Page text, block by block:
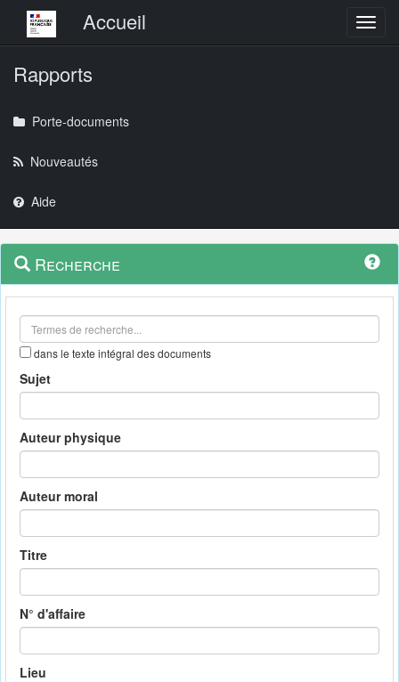
Menu principalAccueil
Rapports
Porte-documents
Nouveautés
Aide
Navigation
outils
Menu
contextuel
Recherche
dans le texte intégral des documents
Sujet
Auteur physique
Auteur moral
Titre
N° d'affaire
Lieu